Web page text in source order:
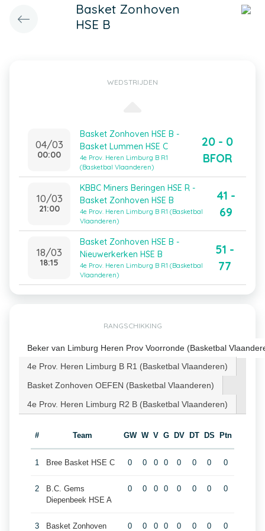
Basket Zonhoven
HSE B
WEDSTRIJDEN
04/03
00:00
Basket Zonhoven HSE B -
Basket Lummen HSE C
4e Prov. Heren Limburg B R1
(Basketbal Vlaanderen)
20 - 0
BFOR
10/03
21:00
KBBC Miners Beringen HSE R -
Basket Zonhoven HSE B
4e Prov. Heren Limburg B R1 (Basketbal
Vlaanderen)
41 -
69
18/03
18:15
Basket Zonhoven HSE B -
Nieuwerkerken HSE B
4e Prov. Heren Limburg B R1 (Basketbal
Vlaanderen)
51 -
77
RANGSCHIKKING
Beker van Limburg Heren Prov Voorronde (Basketbal
4e Prov. Heren Limburg B R1 (Basketbal Vlaanderen)
Basket Zonhoven OEFEN (Basketbal Vlaanderen)
4e Prov. Heren Limburg R2 B (Basketbal Vlaanderen)
# Team GW W V G DV DT DS Ptn
1 Bree Basket HSE C 0 0 0 0 0 0 0 0
2
B.C. Gems
Diepenbeek HSE A
0 0 0 0 0 0 0 0
3 Basket Zonhoven 0 0 0 0 0 0 0 0